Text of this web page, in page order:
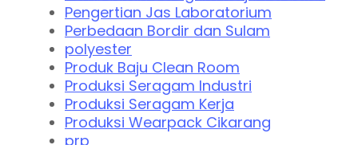
Pengertian Jas Laboratorium
Perbedaan Bordir dan Sulam
polyester
Produk Baju Clean Room
Produksi Seragam Industri
Produksi Seragam Kerja
Produksi Wearpack Cikarang
prp